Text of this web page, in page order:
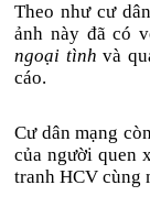
Theo như cư
ảnh này đã có
ngoại tình và
cáo.
Cư dân mạng
của người quen
tranh HCV cùng